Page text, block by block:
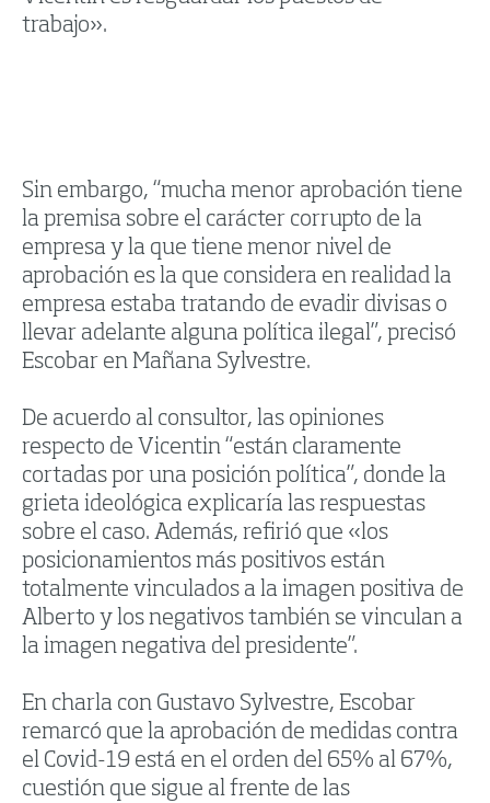
trabajo».
Sin embargo, “mucha menor aprobación tiene
la premisa sobre el carácter corrupto de la
empresa y la que tiene menor nivel de
aprobación es la que considera en realidad la
empresa estaba tratando de evadir divisas o
llevar adelante alguna política ilegal”, precisó
Escobar en Mañana Sylvestre.
De acuerdo al consultor, las opiniones
respecto de Vicentin “están claramente
cortadas por una posición política”, donde la
grieta ideológica explicaría las respuestas
sobre el caso. Además, refirió que «los
posicionamientos más positivos están
totalmente vinculados a la imagen positiva de
Alberto y los negativos también se vinculan a
la imagen negativa del presidente”.
En charla con Gustavo Sylvestre, Escobar
remarcó que la aprobación de medidas contra
el Covid-19 está en el orden del 65% al 67%,
cuestión que sigue al frente de las